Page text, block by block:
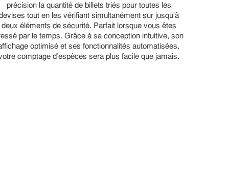
précision la quantité de billets triés pour toutes les
tout en les vérifiant simultanément sur jusqu'à
deux éléments de sécurité. Parfait lorsque vous êtes
par le temps. Grâce à sa conception intuitive, son
optimisé et ses fonctionnalités automatisées,
comptage d'espèces sera plus facile que jamais.